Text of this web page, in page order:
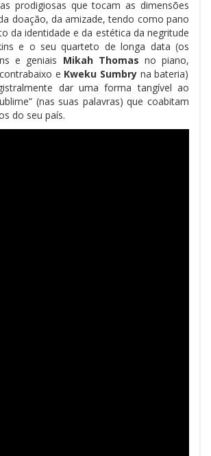
prodigiosas que tocam as dimensões
doação, da amizade, tendo como pano
da identidade e da estética da negritude
e o seu quarteto de longa data (os
e geniais Mikah Thomas no piano,
e Kweku Sumbry na bateria)
dar uma forma tangível ao
(nas suas palavras) que coabitam
do seu país.